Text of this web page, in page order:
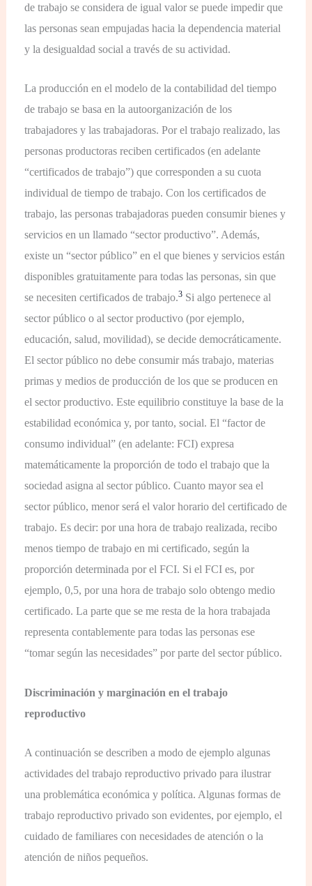
de trabajo se considera de igual valor se puede impedir que
las personas sean empujadas hacia la dependencia material
y la desigualdad social a través de su actividad.
La producción en el modelo de la contabilidad del tiempo
de trabajo se basa en la autoorganización de los
trabajadores y las trabajadoras. Por el trabajo realizado, las
personas productoras reciben certificados (en adelante
“certificados de trabajo”) que corresponden a su cuota
individual de tiempo de trabajo. Con los certificados de
trabajo, las personas trabajadoras pueden consumir bienes y
servicios en un llamado “sector productivo”. Además,
existe un “sector público” en el que bienes y servicios están
disponibles gratuitamente para todas las personas, sin que
se necesiten certificados de trabajo.3 Si algo pertenece al
sector público o al sector productivo (por ejemplo,
educación, salud, movilidad), se decide democráticamente.
El sector público no debe consumir más trabajo, materias
primas y medios de producción de los que se producen en
el sector productivo. Este equilibrio constituye la base de la
estabilidad económica y, por tanto, social. El “factor de
consumo individual” (en adelante: FCI) expresa
matemáticamente la proporción de todo el trabajo que la
sociedad asigna al sector público. Cuanto mayor sea el
sector público, menor será el valor horario del certificado de
trabajo. Es decir: por una hora de trabajo realizada, recibo
menos tiempo de trabajo en mi certificado, según la
proporción determinada por el FCI. Si el FCI es, por
ejemplo, 0,5, por una hora de trabajo solo obtengo medio
certificado. La parte que se me resta de la hora trabajada
representa contablemente para todas las personas ese
“tomar según las necesidades” por parte del sector público.
Discriminación y marginación en el trabajo
reproductivo
A continuación se describen a modo de ejemplo algunas
actividades del trabajo reproductivo privado para ilustrar
una problemática económica y política. Algunas formas de
trabajo reproductivo privado son evidentes, por ejemplo, el
cuidado de familiares con necesidades de atención o la
atención de niños pequeños.